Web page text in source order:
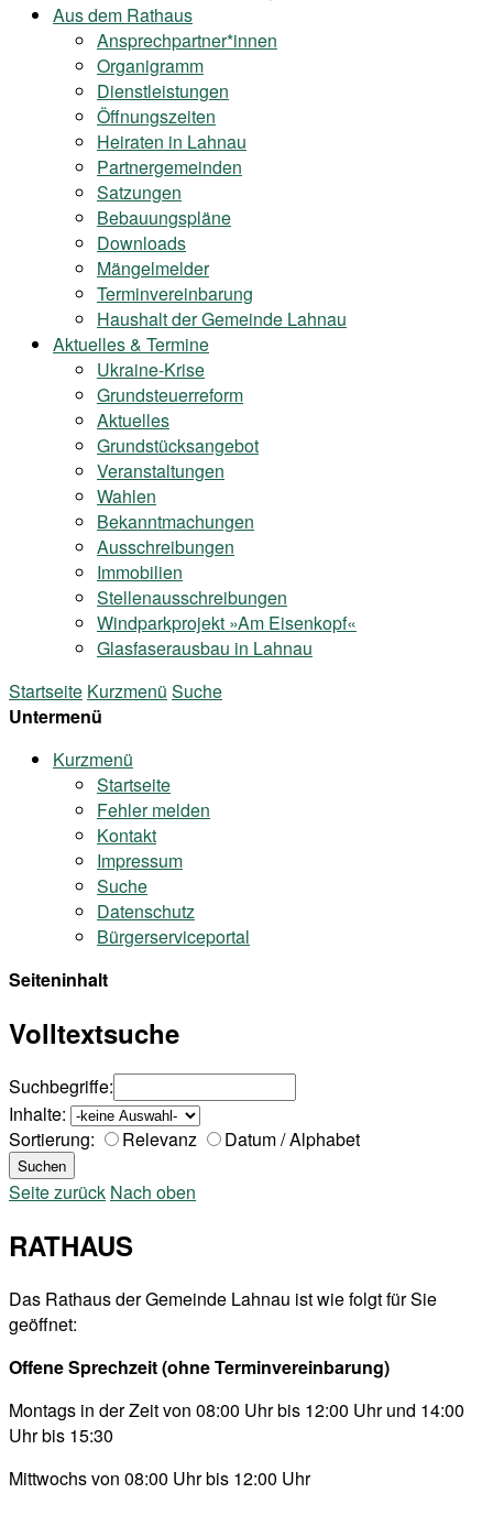
Aus dem Rathaus
Ansprechpartner*innen
Organigramm
Dienstleistungen
Öffnungszeiten
Heiraten in Lahnau
Partnergemeinden
Satzungen
Bebauungspläne
Downloads
Mängelmelder
Terminvereinbarung
Haushalt der Gemeinde Lahnau
Aktuelles & Termine
Ukraine-Krise
Grundsteuerreform
Aktuelles
Grundstücksangebot
Veranstaltungen
Wahlen
Bekanntmachungen
Ausschreibungen
Immobilien
Stellenausschreibungen
Windparkprojekt »Am Eisenkopf«
Glasfaserausbau in Lahnau
Startseite Kurzmenü Suche
Untermenü
Kurzmenü
Startseite
Fehler melden
Kontakt
Impressum
Suche
Datenschutz
Bürgerserviceportal
Seiteninhalt
Volltextsuche
Suchbegriffe:
Inhalte:
Sortierung:
Relevanz Datum / Alphabet
Seite zurück Nach oben
RATHAUS
Das Rathaus der Gemeinde Lahnau ist wie folgt für Sie
geöffnet:
Offene Sprechzeit (ohne Terminvereinbarung)
Montags in der Zeit von 08:00 Uhr bis 12:00 Uhr und 14:00
Uhr bis 15:30
Mittwochs von 08:00 Uhr bis 12:00 Uhr